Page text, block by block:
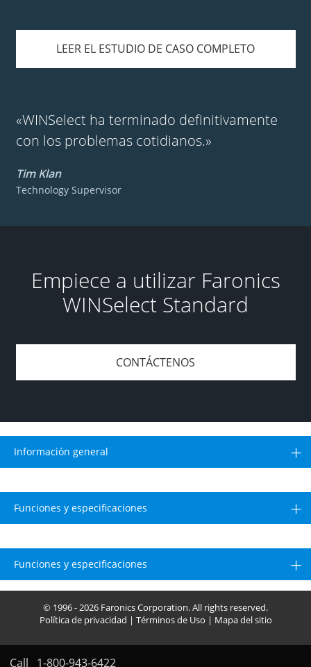
LEER EL ESTUDIO DE CASO COMPLETO
«WINSelect ha terminado definitivamente
con los problemas cotidianos.»
Tim Klan
Technology Supervisor
Empiece a utilizar Faronics
WINSelect Standard
CONTÁCTENOS
Información general
Funciones y especificaciones
Funciones y especificaciones
Call 1-800-943-6422
© 1996 - 2026 Faronics Corporation. All rights reserved.
Política de privacidad | Términos de Uso | Mapa del sitio